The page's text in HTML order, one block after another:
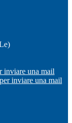
inviare una mail
inviare una mail